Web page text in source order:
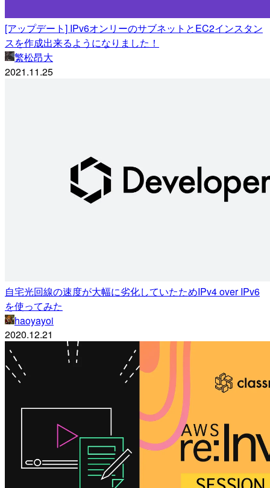
[アップデート] IPv6オンリーのサブネットとEC2インスタン
スを作成出来るようになりました！
繁松昂大
2021.11.25
自宅光回線の速度が大幅に劣化していたためIPv4 over IPv6
を使ってみた
haoyayoi
2020.12.21